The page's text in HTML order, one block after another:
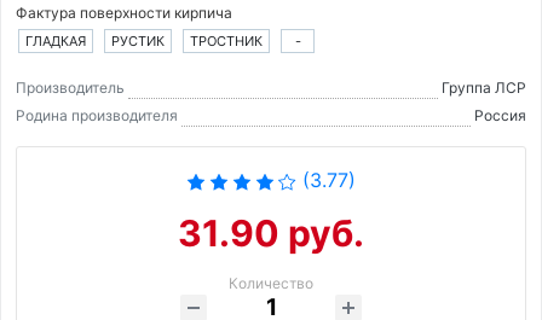
Фактура поверхности кирпича
ГЛАДКАЯ РУСТИК ТРОСТНИК -
Производитель
Группа ЛСР
Родина производителя
Россия
(3.77)
31.90 руб.
Количество